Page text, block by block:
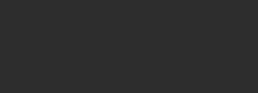
• Powered by